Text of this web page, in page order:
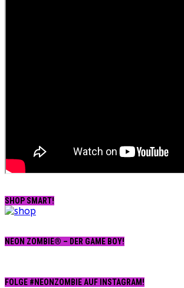
SHOP SMART!
NEON ZOMBIE® – DER GAME BOY!
FOLGE #NEONZOMBIE AUF INSTAGRAM!